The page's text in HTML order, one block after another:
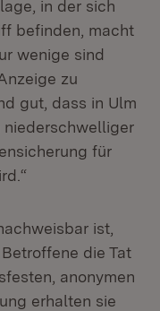
in der sich
befinden, macht
wenige sind
zu
gut, dass in Ulm
niederschwelliger
für
ist,
die Tat
anonymen
erhalten sie